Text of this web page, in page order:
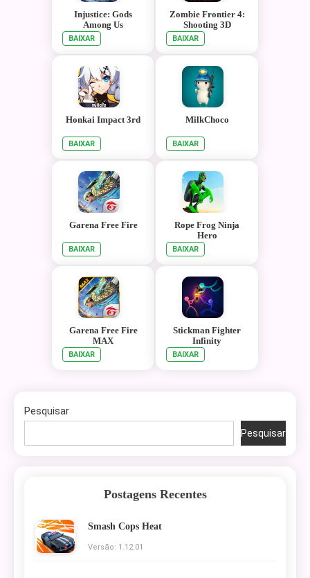
Injustice: Gods
Among Us
BAIXAR
Zombie Frontier 4:
Shooting 3D
BAIXAR
Honkai Impact 3rd
BAIXAR
MilkChoco
BAIXAR
Garena Free Fire
BAIXAR
Rope Frog Ninja
Hero
BAIXAR
Garena Free Fire
MAX
BAIXAR
Stickman Fighter
Infinity
BAIXAR
Pesquisar
Pesquisar
Postagens Recentes
Smash Cops Heat
Versão: 1.12.01